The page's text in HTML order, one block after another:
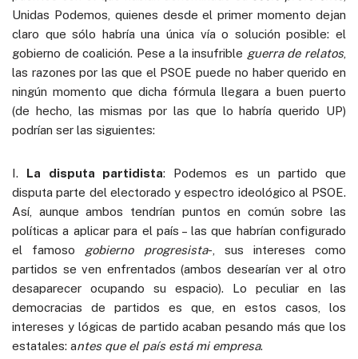
Unidas Podemos, quienes desde el primer momento dejan
claro que sólo habría una única vía o solución posible: el
gobierno de coalición. Pese a la insufrible guerra de relatos,
las razones por las que el PSOE puede no haber querido en
ningún momento que dicha fórmula llegara a buen puerto
(de hecho, las mismas por las que lo habría querido UP)
podrían ser las siguientes:
I. La disputa partidista: Podemos es un partido que
disputa parte del electorado y espectro ideológico al PSOE.
Así, aunque ambos tendrían puntos en común sobre las
políticas a aplicar para el país – las que habrían configurado
el famoso gobierno progresista-, sus intereses como
partidos se ven enfrentados (ambos desearían ver al otro
desaparecer ocupando su espacio). Lo peculiar en las
democracias de partidos es que, en estos casos, los
intereses y lógicas de partido acaban pesando más que los
estatales: antes que el país está mi empresa.